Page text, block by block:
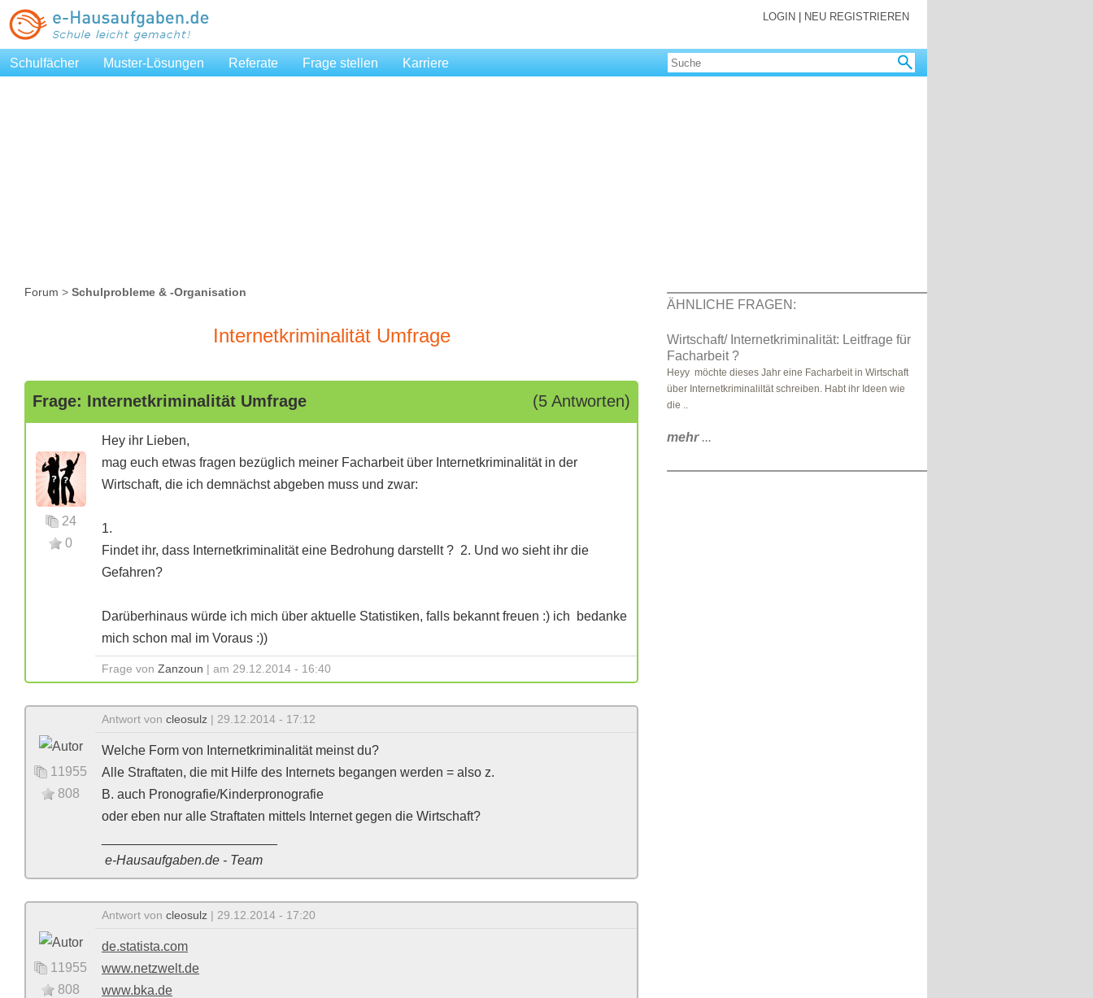
LOGIN NEU REGISTRIEREN
Schulfächer Muster-Lösungen Referate Frage stellen Karriere
Forum > Schulprobleme & -Organisation
Internetkriminalität Umfrage
Frage: Internetkriminalität Umfrage (5 Antworten)
24
0
Hey ihr Lieben,
mag euch etwas fragen bezüglich meiner Facharbeit über Internetkriminalität in der
Wirtschaft, die ich demnächst abgeben muss und zwar:
1.
Findet ihr, dass Internetkriminalität eine Bedrohung darstellt ? 2. Und wo sieht ihr die
Gefahren?
Darüberhinaus würde ich mich über aktuelle Statistiken, falls bekannt freuen :) ich bedanke
mich schon mal im Voraus :))
Frage von Zanzoun | am 29.12.2014 - 16:40
11955
808
Antwort von cleosulz | 29.12.2014 - 17:12
Welche Form von Internetkriminalität meinst du?
Alle Straftaten, die mit Hilfe des Internets begangen werden = also z.
B. auch Pronografie/Kinderpronografie
oder eben nur alle Straftaten mittels Internet gegen die Wirtschaft?
e-Hausaufgaben.de - Team
11955
808
Antwort von cleosulz | 29.12.2014 - 17:20
de.statista.com
www.netzwelt.de
www.bka.de
ÄHNLICHE FRAGEN:
Wirtschaft/ Internetkriminalität: Leitfrage für
Facharbeit ?
Heyy möchte dieses Jahr eine Facharbeit in Wirtschaft
über Internetkriminaliltät schreiben. Habt ihr Ideen wie
die ..
mehr...